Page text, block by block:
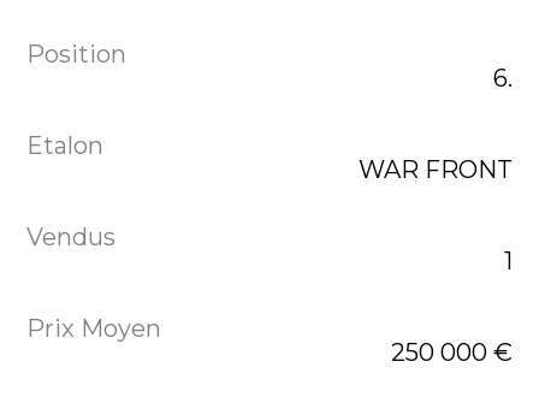
6.
WAR FRONT
1
250 000 €